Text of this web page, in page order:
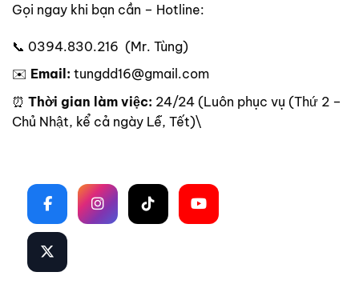
Gọi ngay khi bạn cần – Hotline:
📞 0394.830.216 (Mr. Tùng)
✉️ Email: tungdd16@gmail.com
⏰ Thời gian làm việc: 24/24 (Luôn phục vụ (Thứ 2 –
Chủ Nhật, kể cả ngày Lễ, Tết)\